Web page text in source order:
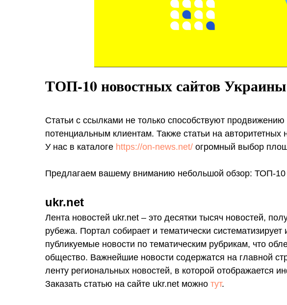
ТОП-10 новостных сайтов
Статьи с ссылками не только способствуют
потенциальным клиентам. Также статьи на
У нас в каталоге https://on-news.net/ огромный выбор
Предлагаем вашему вниманию небольшой обзор: ТОП-10
ukr.net
Лента новостей ukr.net – это десятки тысяч новостей,
рубежа. Портал собирает и тематически
публикуемые новости по тематическим рубрикам, что
общество. Важнейшие новости содержатся на главной
ленту региональных новостей, в которой отображается
Заказать статью на сайте ukr.net можно тут.